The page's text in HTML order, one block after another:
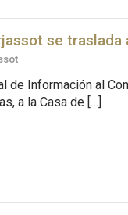
se traslada
de Información al
a la Casa de […]